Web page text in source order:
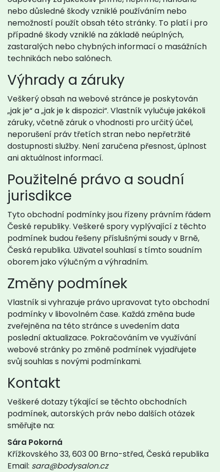
nebo důsledné škody vzniklé používáním nebo
nemožností použít obsah této stránky. To platí i pro
případné škody vzniklé na základě neúplných,
zastaralých nebo chybných informací o masážních
technikách nebo salónech.
Výhrady a záruky
Veškerý obsah na webové stránce je poskytován
„jak je“ a „jak je k dispozici“. Vlastník vylučuje jakékoli
záruky, včetně záruk o vhodnosti pro určitý účel,
neporušení práv třetích stran nebo nepřetržité
dostupnosti služby. Není zaručena přesnost, úplnost
ani aktuálnost informací.
Použitelné právo a soudní
jurisdikce
Tyto obchodní podmínky jsou řízeny právním řádem
České republiky. Veškeré spory vyplývající z těchto
podmínek budou řešeny příslušnými soudy v Brně,
Česká republika. Uživatel souhlasí s tímto soudním
oborem jako výlučným a výhradním.
Změny podmínek
Vlastník si vyhrazuje právo upravovat tyto obchodní
podmínky v libovolném čase. Každá změna bude
zveřejněna na této stránce s uvedením data
poslední aktualizace. Pokračováním ve využívání
webové stránky po změně podmínek vyjadřujete
svůj souhlas s novými podmínkami.
Kontakt
Veškeré dotazy týkající se těchto obchodních
podmínek, autorských práv nebo dalších otázek
směřujte na:
Sára Pokorná
Křížkovského 33, 603 00 Brno-střed, Česká republika
Email: sara@bodysalon.cz